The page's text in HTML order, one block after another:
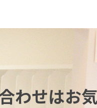
わせはお